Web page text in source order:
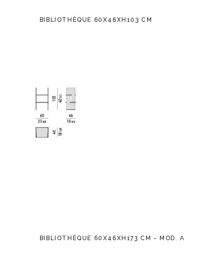
BIBLIOTHÈQUE 60X46XH103 CM
BIBLIOTHÈQUE 60X46XH173 CM - MOD. A